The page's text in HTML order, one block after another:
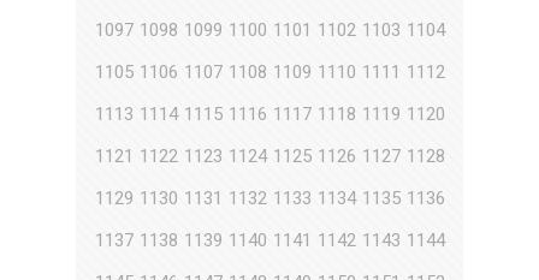
1097 1098 1099 1100 1101 1102 1103 1104
1105 1106 1107 1108 1109 1110 1111 1112
1113 1114 1115 1116 1117 1118 1119 1120
1121 1122 1123 1124 1125 1126 1127 1128
1129 1130 1131 1132 1133 1134 1135 1136
1137 1138 1139 1140 1141 1142 1143 1144